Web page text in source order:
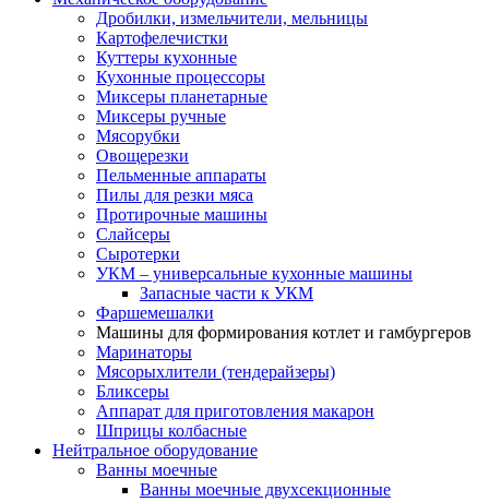
Дробилки, измельчители, мельницы
Картофелечистки
Куттеры кухонные
Кухонные процессоры
Миксеры планетарные
Миксеры ручные
Мясорубки
Овощерезки
Пельменные аппараты
Пилы для резки мяса
Протирочные машины
Слайсеры
Сыротерки
УКМ – универсальные кухонные машины
Запасные части к УКМ
Фаршемешалки
Машины для формирования котлет и гамбургеров
Маринаторы
Мясорыхлители (тендерайзеры)
Бликсеры
Аппарат для приготовления макарон
Шприцы колбасные
Нейтральное оборудование
Ванны моечные
Ванны моечные двухсекционные